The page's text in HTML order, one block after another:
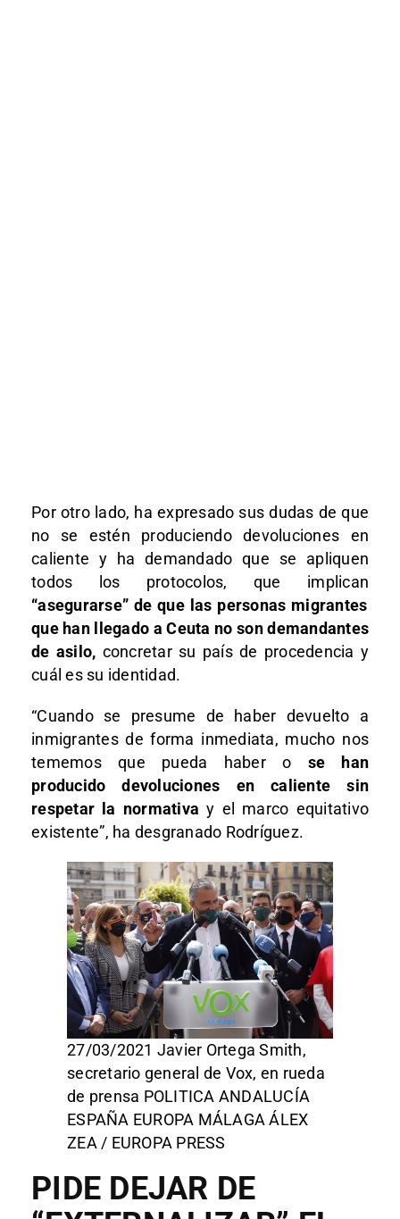
Por otro lado, ha expresado sus dudas de que
no se estén produciendo devoluciones en
caliente y ha demandado que se apliquen
todos los protocolos, que implican
“asegurarse” de que las personas migrantes
que han llegado a Ceuta no son demandantes
de asilo, concretar su país de procedencia y
cuál es su identidad.
“Cuando se presume de haber devuelto a
inmigrantes de forma inmediata, mucho nos
tememos que pueda haber o se han
producido devoluciones en caliente sin
respetar la normativa y el marco equitativo
existente”, ha desgranado Rodríguez.
27/03/2021 Javier Ortega Smith,
secretario general de Vox, en rueda
de prensa POLITICA ANDALUCÍA
ESPAÑA EUROPA MÁLAGA ÁLEX
ZEA / EUROPA PRESS
PIDE DEJAR DE